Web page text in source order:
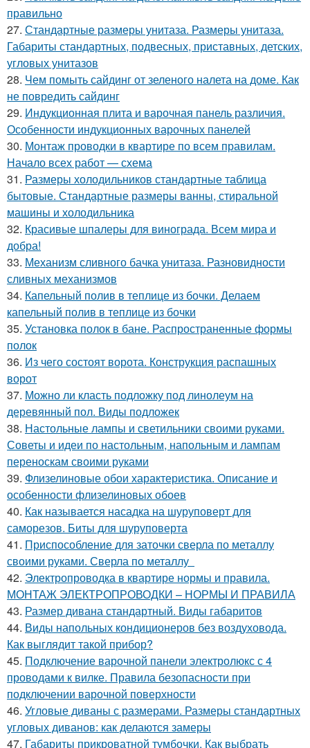
правильно
27. Стандартные размеры унитаза. Размеры унитаза.
Габариты стандартных, подвесных, приставных, детских,
угловых унитазов
28. Чем помыть сайдинг от зеленого налета на доме. Как
не повредить сайдинг
29. Индукционная плита и варочная панель различия.
Особенности индукционных варочных панелей
30. Монтаж проводки в квартире по всем правилам.
Начало всех работ — схема
31. Размеры холодильников стандартные таблица
бытовые. Стандартные размеры ванны, стиральной
машины и холодильника
32. Красивые шпалеры для винограда. Всем мира и
добра!
33. Механизм сливного бачка унитаза. Разновидности
сливных механизмов
34. Капельный полив в теплице из бочки. Делаем
капельный полив в теплице из бочки
35. Установка полок в бане. Распространенные формы
полок
36. Из чего состоят ворота. Конструкция распашных
ворот
37. Можно ли класть подложку под линолеум на
деревянный пол. Виды подложек
38. Настольные лампы и светильники своими руками.
Советы и идеи по настольным, напольным и лампам
переноскам своими руками
39. Флизелиновые обои характеристика. Описание и
особенности флизелиновых обоев
40. Как называется насадка на шуруповерт для
саморезов. Биты для шуруповерта
41. Приспособление для заточки сверла по металлу
своими руками. Сверла по металлу
42. Электропроводка в квартире нормы и правила.
МОНТАЖ ЭЛЕКТРОПРОВОДКИ – НОРМЫ И ПРАВИЛА
43. Размер дивана стандартный. Виды габаритов
44. Виды напольных кондиционеров без воздуховода.
Как выглядит такой прибор?
45. Подключение варочной панели электролюкс с 4
проводами к вилке. Правила безопасности при
подключении варочной поверхности
46. Угловые диваны с размерами. Размеры стандартных
угловых диванов: как делаются замеры
47. Габариты прикроватной тумбочки. Как выбрать